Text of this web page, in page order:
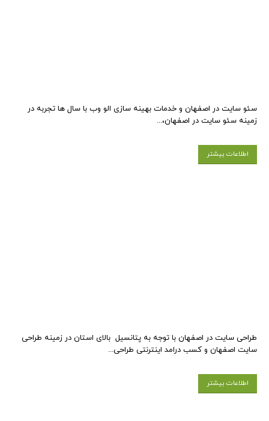
سئو سایت در اصفهان و خدمات بهینه سازی الو وب با سال ها تجربه در
زمینه سئو سایت در اصفهان،...
اطلاعات بیشتر
طراحی سایت در اصفهان با توجه به پتانسیل بالای استان در زمینه طراحی
سایت اصفهان و کسب درامد اینترنتی طراحی...
اطلاعات بیشتر